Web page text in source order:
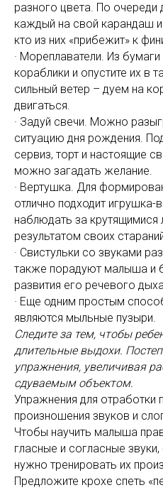
разного цвета. По
каждый на свой карандаш
кто из них «прибежит» к
· Мореплаватели. Из
кораблики и опустите их в
сильный ветер – дуем на
двигаться.
· Задуй свечи. Можно
ситуацию дня рождения.
сервиз, торт и настоящие
можно загадать желание.
· Вертушка. Для
отлично подходит
наблюдать за крутящимися
результатом своих
· Свистульки со звуками
также порадуют малыша и
развития его речевого
· Еще одним простым
являются мыльные пузыри.
Следите за тем, чтобы
длительные выдохи.
упражнения, увеличивая
сдуваемым объектом.
Упражнения для отработки
произношения звуков и
Чтобы научить малыша
гласные и согласные
нужно тренировать их
Предложите крохе спеть